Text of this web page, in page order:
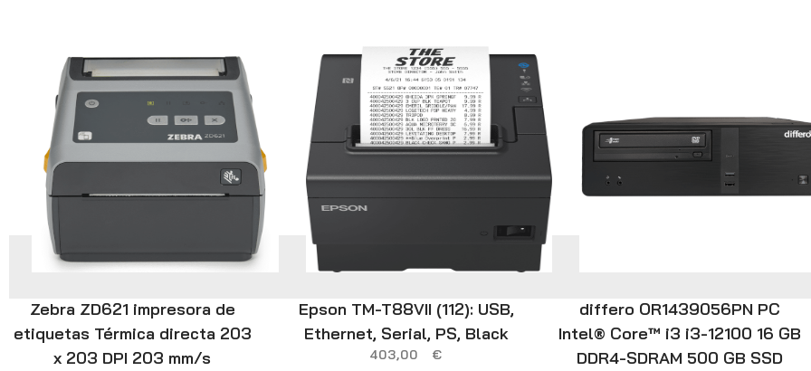
Zebra ZD621 impresora de
etiquetas Térmica directa 203
x 203 DPI 203 mm/s
Epson TM-T88VII (112): USB,
Ethernet, Serial, PS, Black
403,00 €
differo OR1439056PN PC
Intel® Core™ i3 i3-12100 16 GB
DDR4-SDRAM 500 GB SSD